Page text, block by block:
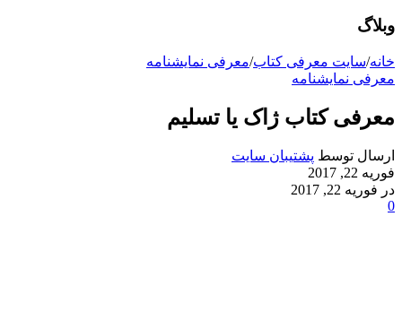
وبلاگ
خانه/سایت معرفی کتاب/معرفی نمایشنامه
معرفی نمایشنامه
معرفی کتاب ژاک یا تسلیم
ارسال توسط پشتیبان سایت
فوریه 22, 2017
در فوریه 22, 2017
0